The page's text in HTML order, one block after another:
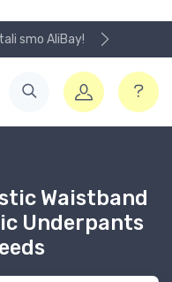
smo AliBay!
Waistband
Underpants